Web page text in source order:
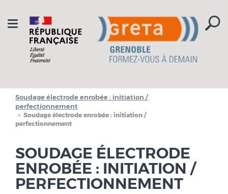
Toggle
navigation
Soudage électrode enrobée : initiation /
perfectionnement
Soudage électrode enrobée : initiation /
perfectionnement
SOUDAGE ÉLECTRODE
ENROBÉE : INITIATION /
PERFECTIONNEMENT